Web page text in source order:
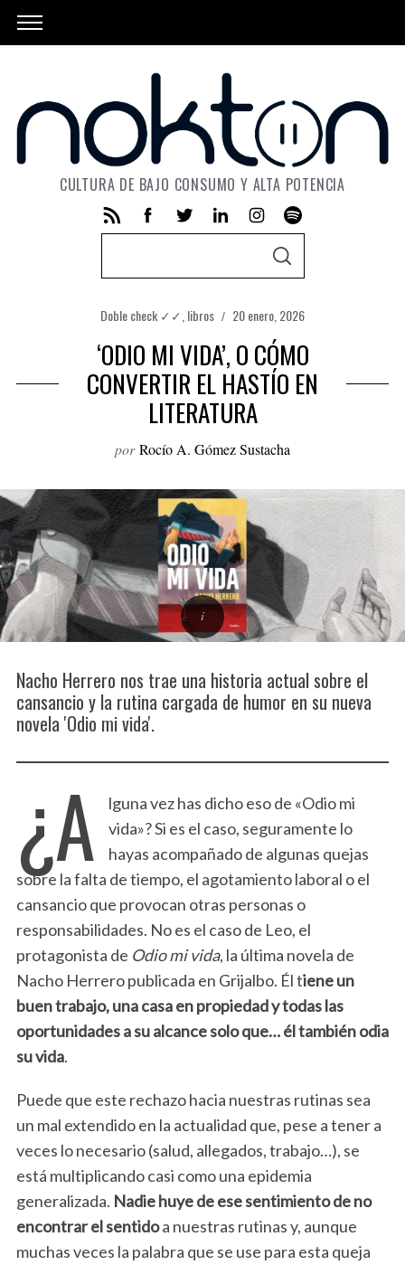
CULTURA DE BAJO CONSUMO Y ALTA POTENCIA
r
c
h
f
S
C
H
Doble check ✓✓,libros 20 enero, 2026
‘ODIO MI VIDA’, O CÓMO
CONVERTIR EL HASTÍO EN
LITERATURA
por Rocío A. Gómez Sustacha
Nacho Herrero nos trae una historia actual sobre el
cansancio y la rutina cargada de humor en su nueva
novela 'Odio mi vida'.
¿A
lguna vez has dicho eso de «Odio mi
vida»? Si es el caso, seguramente lo
hayas acompañado de algunas quejas
sobre la falta de tiempo, el agotamiento laboral o el
cansancio que provocan otras personas o
responsabilidades. No es el caso de Leo, el
protagonista de Odio mi vida, la última novela de
Nacho Herrero publicada en Grijalbo. Él tiene un
buen trabajo, una casa en propiedad y todas las
oportunidades a su alcance solo que… él también odia
su vida.
Puede que este rechazo hacia nuestras rutinas sea
un mal extendido en la actualidad que, pese a tener a
veces lo necesario (salud, allegados, trabajo…), se
está multiplicando casi como una epidemia
generalizada. Nadie huye de ese sentimiento de no
encontrar el sentidoa nuestras rutinas y, aunque
muchas veces la palabra que se use para esta queja